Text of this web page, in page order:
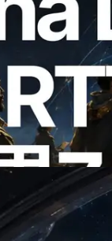
を世界7
—
公開